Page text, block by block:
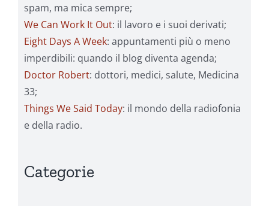
spam, ma mica sempre;
We Can Work It Out: il lavoro e i suoi derivati;
Eight Days A Week: appuntamenti più o meno
imperdibili: quando il blog diventa agenda;
Doctor Robert: dottori, medici, salute, Medicina
33;
Things We Said Today: il mondo della radiofonia
e della radio.
Categorie